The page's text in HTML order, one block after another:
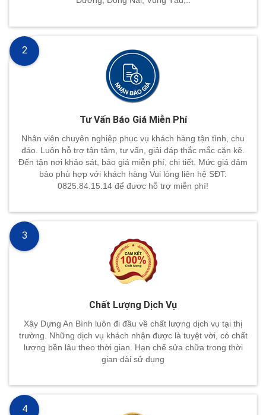
Tư Vấn Báo Giá Miễn Phí
Nhân viên chuyên nghiệp phục vụ khách hàng tận tình, chu
đáo. Luôn hỗ trợ tận tâm, tư vấn, giải đáp thắc mắc cặn kẽ.
Đến tận nơi khảo sát, báo giá miễn phí, chi tiết. Mức giá đảm
bảo phù hợp với khách hàng Vui lòng liên hệ SĐT:
0825.84.15.14 để đươc hỗ trợ miễn phí!
2
Chất Lượng Dịch Vụ
Xây Dựng An Bình luôn đi đầu về chất lượng dịch vụ tại thị
trường. Những dịch vụ khách nhận được là tuyệt vời, có chất
lượng bền lâu theo thời gian. Hạn chế sửa chữa trong thời
gian dài sử dụng
3
4